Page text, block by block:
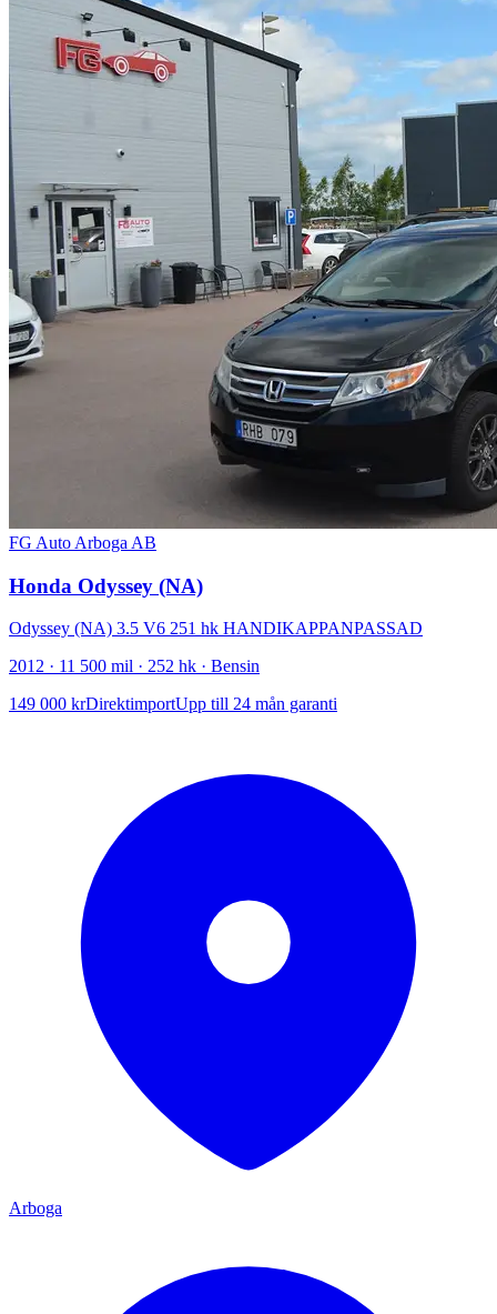
FG Auto Arboga AB
Honda Odyssey (NA)
Odyssey (NA) 3.5 V6 251 hk HANDIKAPPANPASSAD
2012 · 11 500 mil · 252 hk · Bensin
149 000 krDirektimportUpp till 24 mån garanti
Arboga